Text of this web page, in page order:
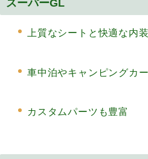
スーパーGL
上質なシートと快適な内装
車中泊やキャンピングカ
カスタムパーツも豊富